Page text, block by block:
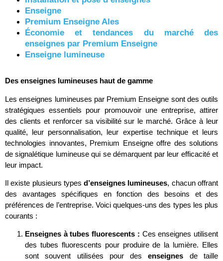
Enseigne
Premium Enseigne Ales
Économie et tendances du marché des
enseignes par Premium Enseigne
Enseigne lumineuse
Des enseignes lumineuses haut de gamme
Les enseignes lumineuses par Premium Enseigne sont des outils
stratégiques essentiels pour promouvoir une entreprise, attirer
des clients et renforcer sa visibilité sur le marché. Grâce à leur
qualité, leur personnalisation, leur expertise technique et leurs
technologies innovantes, Premium Enseigne offre des solutions
de signalétique lumineuse qui se démarquent par leur efficacité et
leur impact.
Il existe plusieurs typesd’enseignes lumineuses, chacun offrant
des avantages spécifiques en fonction des besoins et des
préférences de l’entreprise. Voici quelques-uns des types les plus
courants :
Enseignes à tubes fluorescents : Ces enseignes utilisent
des tubes fluorescents pour produire de la lumière. Elles
sont souvent utilisées pour desenseignes de taille